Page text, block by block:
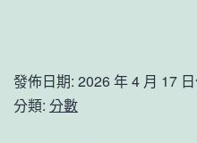
發佈日期: 2026 年 4 月 17 日
分類: 分數